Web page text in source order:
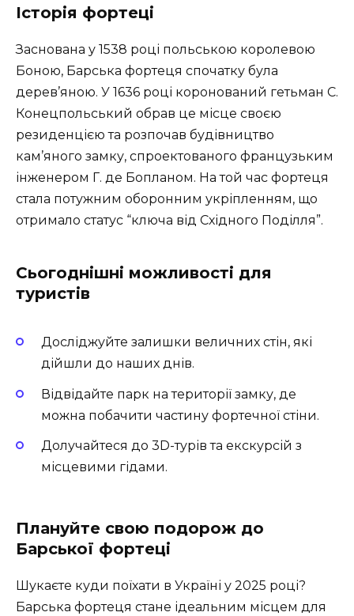
Історія фортеці
Заснована у 1538 році польською королевою
Боною, Барська фортеця спочатку була
дерев’яною. У 1636 році коронований гетьман С.
Конецпольський обрав це місце своєю
резиденцією та розпочав будівництво
кам’яного замку, спроектованого французьким
інженером Г. де Бопланом. На той час фортеця
стала потужним оборонним укріпленням, що
отримало статус “ключа від Східного Поділля”.
Сьогоднішні можливості для
туристів
Досліджуйте залишки величних стін, які
дійшли до наших днів.
Відвідайте парк на території замку, де
можна побачити частину фортечної стіни.
Долучайтеся до 3D-турів та екскурсій з
місцевими гідами.
Плануйте свою подорож до
Барської фортеці
Шукаєте куди поїхати в Україні у 2025 році?
Барська фортеця стане ідеальним місцем для